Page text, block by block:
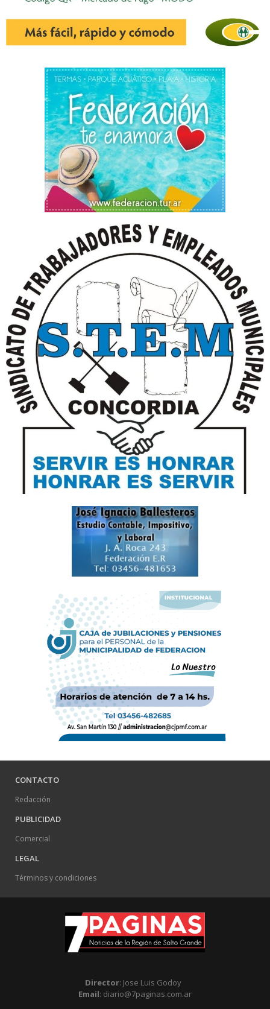
CONTACTO
Redacción
PUBLICIDAD
Comercial
LEGAL
Términos y condiciones
Director: Jose Luis Godoy
Email: diario@7paginas.com.ar